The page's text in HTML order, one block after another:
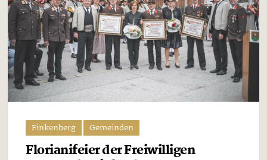
Finkenberg Gemeinden
Florianifeier der Freiwilligen